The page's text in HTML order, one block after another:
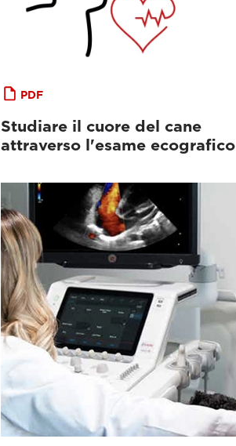
PDF
Studiare il cuore del cane
attraverso l'esame ecografico